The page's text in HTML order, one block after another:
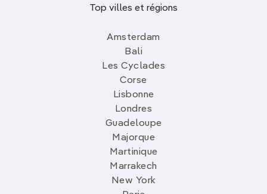
Top villes et régions
Amsterdam
Bali
Les Cyclades
Corse
Lisbonne
Londres
Guadeloupe
Majorque
Martinique
Marrakech
New York